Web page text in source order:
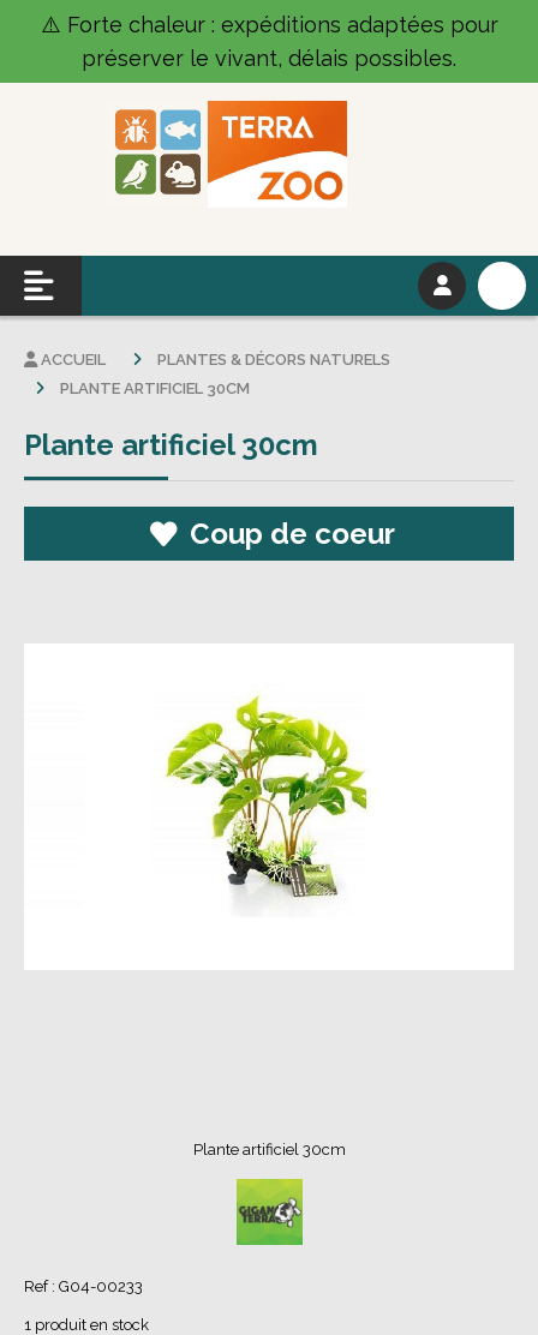
⚠️ Forte chaleur : expéditions adaptées pour
préserver le vivant, délais possibles.
ACCUEIL
PLANTES & DÉCORS NATURELS
PLANTE ARTIFICIEL 30CM
Plante artificiel 30cm
Coup de coeur
Plante artificiel 30cm
Ref : G04-00233
1 produit en stock